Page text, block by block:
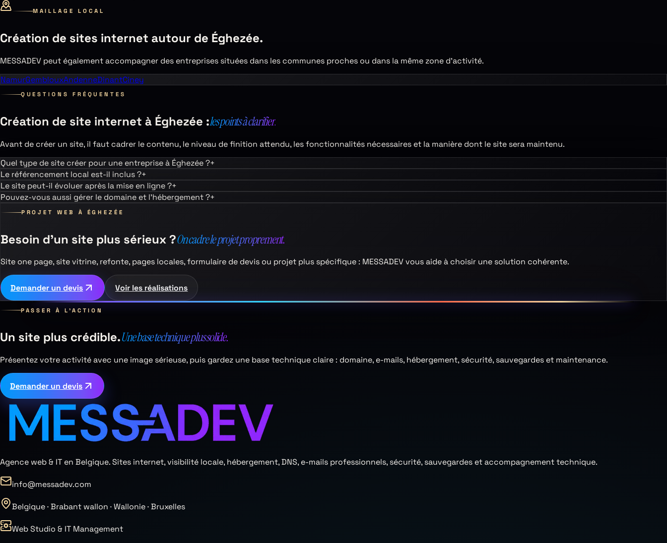
MAILLAGE LOCAL
Création de sites internet autour de Éghezée.
MESSADEV peut également accompagner des entreprises situées dans les communes proches ou dans la même zone d’activité.
NamurGemblouxAndenneDinantCiney
QUESTIONS FRÉQUENTES
Création de site internet à Éghezée :les points à clarifier.
Avant de créer un site, il faut cadrer le contenu, le niveau de finition attendu, les fonctionnalités nécessaires et la manière dont le site sera maintenu.
Quel type de site créer pour une entreprise à Éghezée ?+
Le référencement local est-il inclus ?+
Le site peut-il évoluer après la mise en ligne ?+
Pouvez-vous aussi gérer le domaine et l’hébergement ?+
PROJET WEB À ÉGHEZÉE
Besoin d’un site plus sérieux ?On cadre le projet proprement.
Site one page, site vitrine, refonte, pages locales, formulaire de devis ou projet plus spécifique : MESSADEV vous aide à choisir une solution cohérente.
Demander un devis Voir les réalisations
PASSER À L’ACTION
Un site plus crédible.Une base technique plus solide.
Présentez votre activité avec une image sérieuse, puis gardez une base technique claire : domaine, e-mails, hébergement, sécurité, sauvegardes et maintenance.
Demander un devis
Agence web & IT en Belgique. Sites internet, visibilité locale, hébergement, DNS, e-mails professionnels, sécurité, sauvegardes et accompagnement technique.
info@messadev.com
Belgique · Brabant wallon · Wallonie · Bruxelles
Web Studio & IT Management